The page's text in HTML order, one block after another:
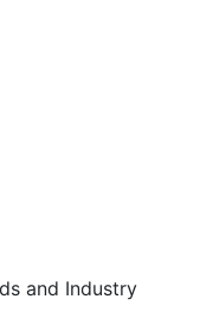
and Industry